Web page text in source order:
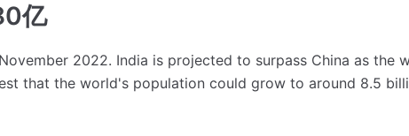
亿
2022. India is projected to surpass China as the
that the world's population could grow to around 8.5